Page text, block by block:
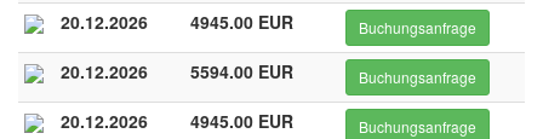
20.12.2026 4945.00 EUR Buchungsanfrage
20.12.2026 5594.00 EUR Buchungsanfrage
20.12.2026 4945.00 EUR Buchungsanfrage